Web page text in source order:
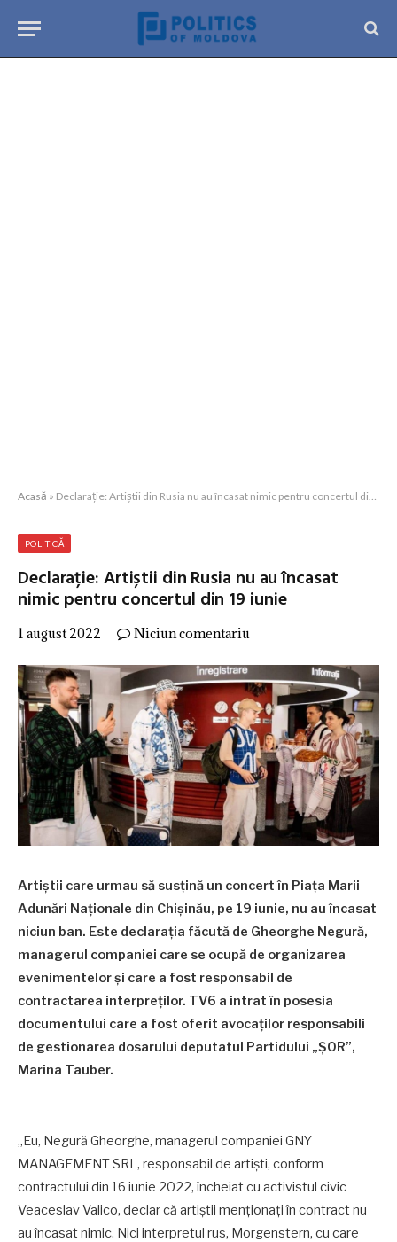
Acasă » Declarație: Artiștii din Rusia nu au încasat nimic pentru concertul din 19 iunie
POLITICĂ
Declarație: Artiștii din Rusia nu au încasat
nimic pentru concertul din 19 iunie
1 august 2022 Niciun comentariu
Artiștii care urmau să susțină un concert în Piața Marii
Adunări Naționale din Chișinău, pe 19 iunie, nu au încasat
niciun ban. Este declarația făcută de Gheorghe Negură,
managerul companiei care se ocupă de organizarea
evenimentelor și care a fost responsabil de
contractarea interpreților. TV6 a intrat în posesia
documentului care a fost oferit avocaților responsabili
de gestionarea dosarului deputatul Partidului „ȘOR”,
Marina Tauber.
„Eu, Negură Gheorghe, managerul companiei GNY
MANAGEMENT SRL, responsabil de artiști, conform
contractului din 16 iunie 2022, încheiat cu activistul civic
Veaceslav Valico, declar că artiștii menționați în contract nu
au încasat nimic. Nici interpretul rus, Morgenstern, cu care